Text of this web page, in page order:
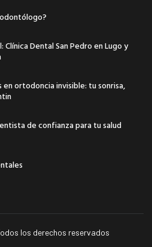
Dental San Pedro en Lugo y
ortodoncia invisible: tu sonrisa,
de confianza para tu salud
los derechos reservados